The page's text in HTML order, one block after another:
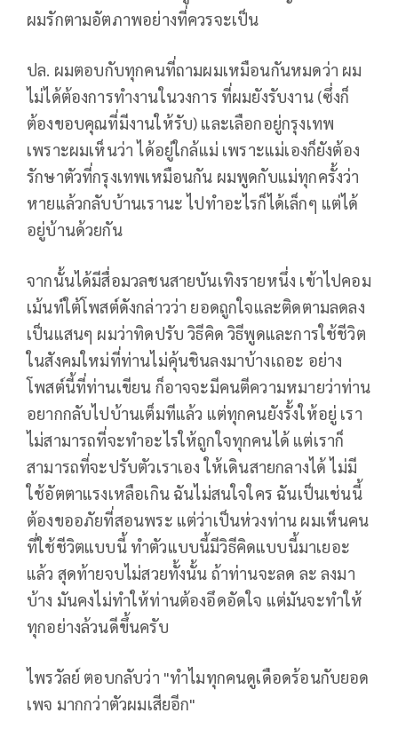
ผมรักตามอัตภาพอย่างที่ควรจะเป็น
ปล. ผมตอบกับทุกคนที่ถามผมเหมือนกันหมดว่า ผม
ไม่ได้ต้องการทำงานในวงการ ที่ผมยังรับงาน (ซึ่งก็
ต้องขอบคุณที่มีงานให้รับ) และเลือกอยู่กรุงเทพ
เพราะผมเห็นว่า ได้อยู่ใกล้แม่ เพราะแม่เองก็ยังต้อง
รักษาตัวที่กรุงเทพเหมือนกัน ผมพูดกับแม่ทุกครั้งว่า
หายแล้วกลับบ้านเรานะ ไปทำอะไรก็ได้เล็กๆ แต่ได้
อยู่บ้านด้วยกัน
จากนั้นได้มีสื่อมวลชนสายบันเทิงรายหนึ่ง เข้าไปคอม
เม้นท์ใต้โพสต์ดังกล่าวว่า ยอดถูกใจและติดตามลดลง
เป็นแสนๆ ผมว่าทิดปรับ วิธีคิด วิธีพูดและการใช้ชีวิต
ในสังคมใหม่ที่ท่านไม่คุ้นชินลงมาบ้างเถอะ อย่าง
โพสต์นี้ที่ท่านเขียน ก็อาจจะมีคนตีความหมายว่าท่าน
อยากกลับไปบ้านเต็มทีแล้ว แต่ทุกคนยังรั้งให้อยู่ เรา
ไม่สามารถที่จะทำอะไรให้ถูกใจทุกคนได้ แต่เราก็
สามารถที่จะปรับตัวเราเอง ให้เดินสายกลางได้ ไม่มี
ใช้อัตตาแรงเหลือเกิน ฉันไม่สนใจใคร ฉันเป็นเช่นนี้
ต้องขออภัยที่สอนพระ แต่ว่าเป็นห่วงท่าน ผมเห็นคน
ที่ใช้ชีวิตแบบนี้ ทำตัวแบบนี้มีวิธีคิดแบบนี้มาเยอะ
แล้ว สุดท้ายจบไม่สวยทั้งนั้น ถ้าท่านจะลด ละ ลงมา
บ้าง มันคงไม่ทำให้ท่านต้องอึดอัดใจ แต่มันจะทำให้
ทุกอย่างล้วนดีขึ้นครับ
ไพรวัลย์ ตอบกลับว่า "ทำไมทุกคนดูเดือดร้อนกับยอด
เพจ มากกว่าตัวผมเสียอีก"